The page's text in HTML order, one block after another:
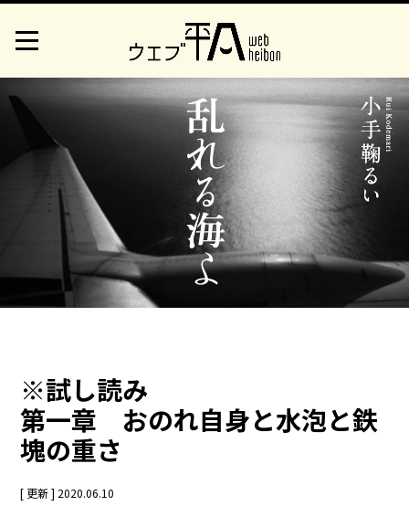
※試し読み
第一章 おのれ自身と水泡と鉄
塊の重さ
[ 更新 ] 2020.06.10